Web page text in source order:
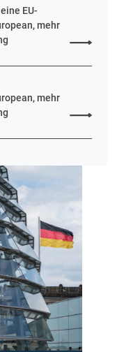
EU-
mehr
mehr